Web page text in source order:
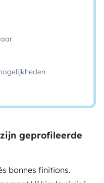
geprofileerde
bonnes finitions.